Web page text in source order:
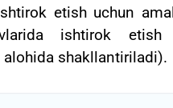
etish uchun
ishtirok etish
alohida shakllantiriladi).